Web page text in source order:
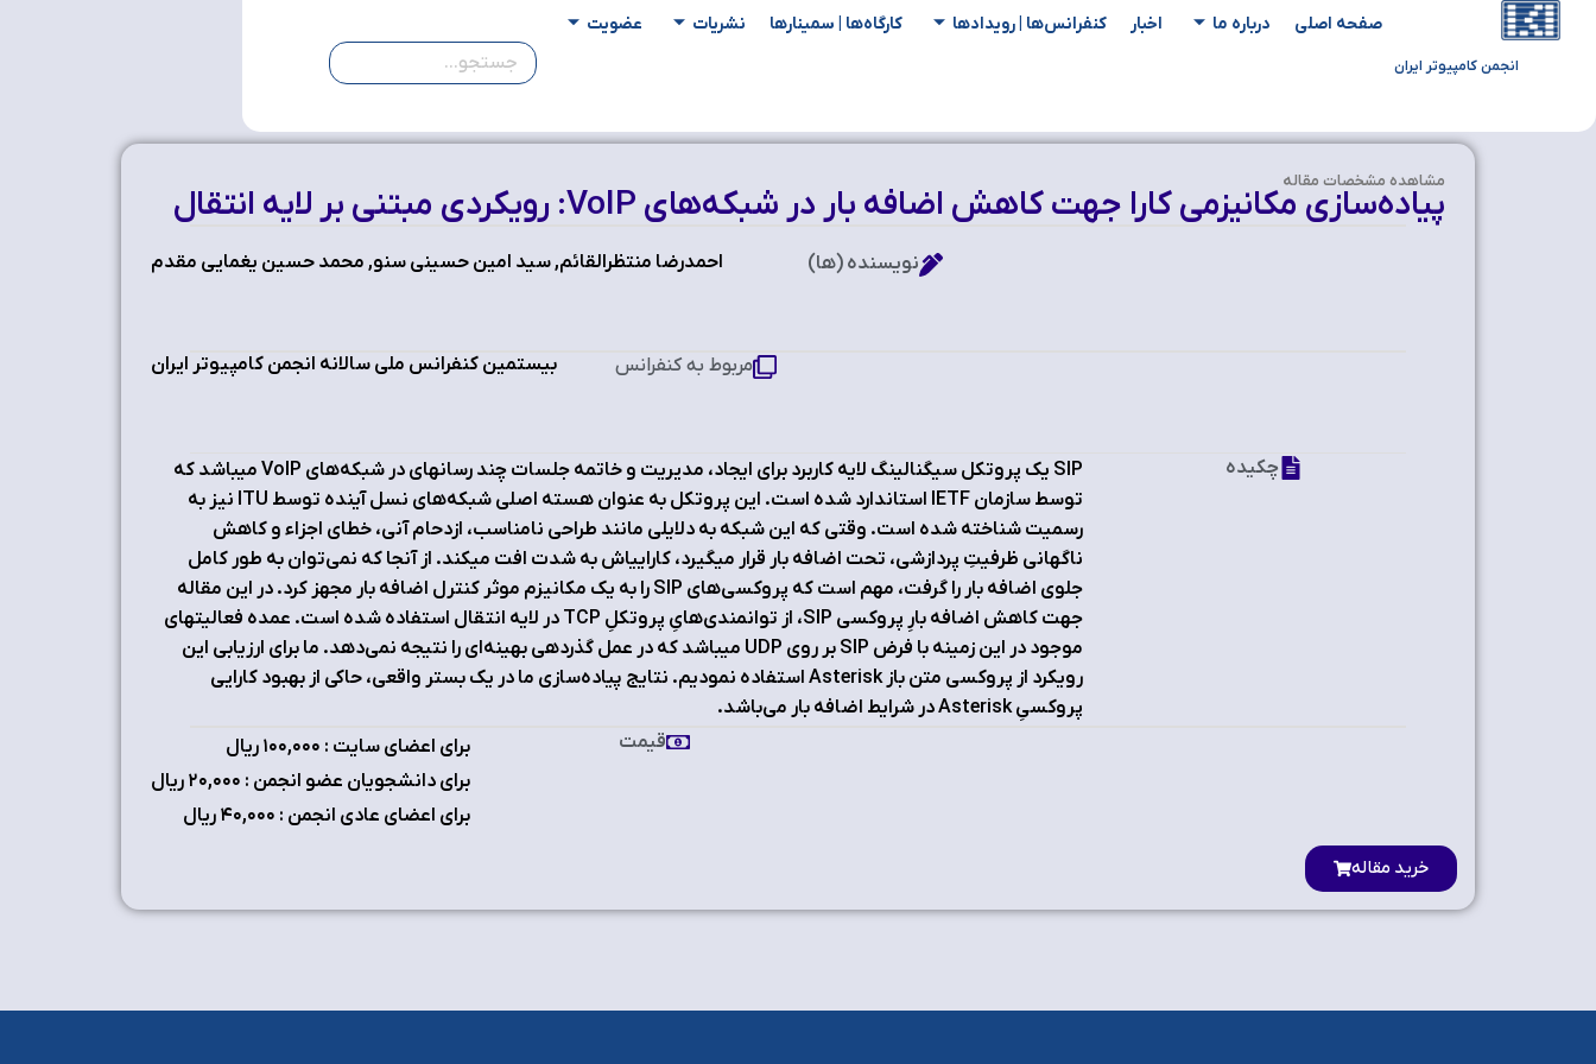
انجمن کامپیوتر ایران
صفحه اصلی درباره ما اخبار کنفرانس‌ها | رویدادها کارگاه‌ها | سمینار‌ها نشریات عضویت
مشاهده‌ مشخصات مقاله
پیاده‌سازی مکانیزمی کارا جهت کاهش اضافه ‏بار در شبکه‌‏های VoIP: رویکردی مبتنی بر لایه انتقال
احمدرضا منتظرالقائم, سید امین حسینی سنو, محمد حسین یغمایی مقدم نویسنده (ها)
بیستمین کنفرانس ملی سالانه انجمن کامپیوتر ایران مربوط به کنفرانس
SIP یک پروتکل سیگنالینگ لایه کاربرد برای ایجاد، مدیریت و خاتمه جلسات چند رسانه‏ای در شبکه‌‏های VoIP می‏باشد که
توسط سازمان IETF استاندارد شده است. این پروتکل به عنوان هسته اصلی شبکه‏‌های نسل آینده توسط ITU نیز به
رسمیت شناخته شده است. وقتی که این شبکه به دلایلی مانند طراحی نامناسب، ازدحام آنی، خطای اجزاء و کاهش
ناگهانی ظرفیتِ پردازشی، تحت اضافه بار قرار می‏گیرد، کارایی‏اش به شدت افت می‏کند. از آن‏جا که نمی‏‌توان به طور کامل
جلوی اضافه بار را گرفت، مهم است که پروکسی‏‌های SIP را به یک مکانیزم موثر کنترل اضافه بار مجهز کرد. در این مقاله
جهت کاهش اضافه بارِ پروکسی SIP، از توانمندی‏‌هایِ پروتکلِ TCP در لایه انتقال استفاده شده است. عمده فعالیت‏های
موجود در این زمینه با فرض SIP بر روی UDP می‏باشد که در عمل گذردهی بهینه‏‌ای را نتیجه نمی‏‌دهد. ما برای ارزیابی این
رویکرد از پروکسی متن باز Asterisk استفاده نمودیم. نتایج پیاده‌سازی ما در یک بستر واقعی، حاکی از بهبود کارایی
پروکسیِ Asterisk در شرایط اضافه بار می‏‌باشد.
چکیده
برای اعضای سایت : ۱٠٠,٠٠٠ ریال
برای دانشجویان عضو انجمن : ۲٠,٠٠٠ ریال
برای اعضای عادی انجمن : ۴٠,٠٠٠ ریال
قیمت
خرید مقاله